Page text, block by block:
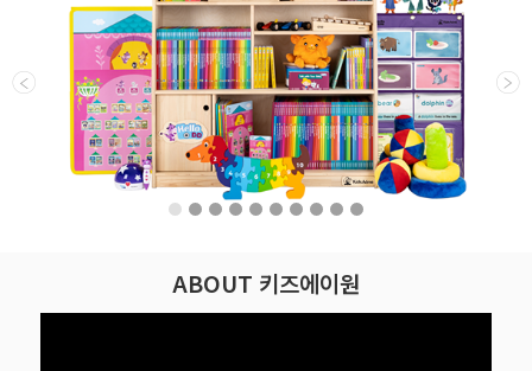
ABOUT 키즈에이원